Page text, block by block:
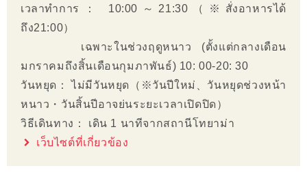
เวลาทำการ： 10:00～21:30（※สั่งอาหารได้
ถึง21:00）
เฉพาะในช่วงฤดูหนาว (ตั้งแต่กลางเดือน
มกราคมถึงสิ้นเดือนกุมภาพันธ์) 10: 00-20: 30
วันหยุด： ไม่มีวันหยุด（※วันปีใหม่、วันหยุดช่วงหน้า
หนาว・วันสิ้นปีอาจย่นระยะเวลาเปิดปิด）
วิธีเดินทาง： เดิน 1 นาทีจากสถานีโทยาม่า
เว็บไซต์ที่เกี่ยวข้อง